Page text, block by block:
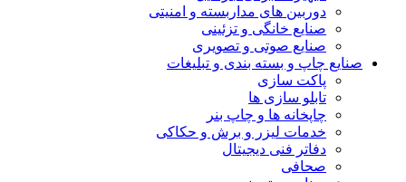
دوربین های مداربسته و امنیتی
صنایع خانگی و تزئینی
صنایع صوتی و تصویری
صنایع چاپ و بسته بندی و تبلیغات
پاکت سازی
تابلو سازی ها
چاپخانه ها و چاپ بنر
خدمات لیزر و برش و حکاکی
دفاتر فنی دیجیتال
صحافی